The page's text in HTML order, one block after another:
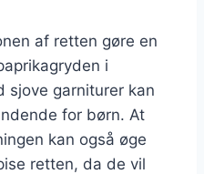
af retten gøre en
i
sjove garniturer kan
for børn. At
kan også øge
retten, da de vil